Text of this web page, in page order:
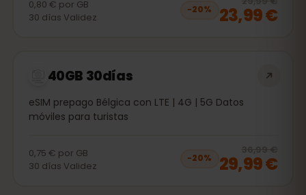
0,80 € por GB
30 días Validez
−20% 23,99 €
40GB 30días
eSIM prepago Bélgica con LTE | 4G | 5G Datos
móviles para turistas
0,75 € por GB
30 días Validez
−20%
36,99 €
29,99 €